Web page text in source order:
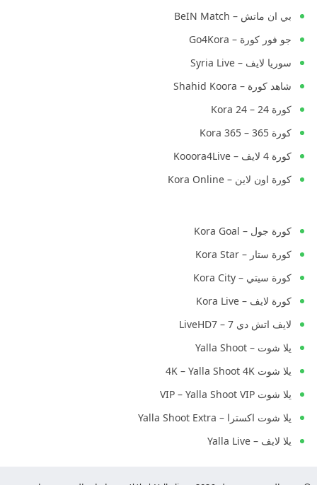
بي ان ماتش – BeIN Match
جو فور كورة – Go4Kora
سوريا لايف – Syria Live
شاهد كورة – Shahid Koora
كورة 24 – Kora 24
كورة 365 – Kora 365
كورة 4 لايف – Kooora4Live
كورة اون لاين – Kora Online
كورة جول – Kora Goal
كورة ستار – Kora Star
كورة سيتي – Kora City
كورة لايف – Kora Live
لايف اتش دي 7 – LiveHD7
يلا شوت – Yalla Shoot
يلا شوت 4K – Yalla Shoot 4K
يلا شوت VIP – Yalla Shoot VIP
يلا شوت اكسترا – Yalla Shoot Extra
يلا لايف – Yalla Live